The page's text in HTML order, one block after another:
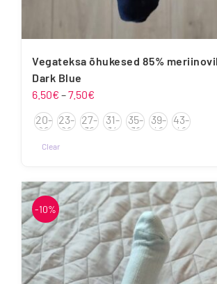
Vegateksa õhukesed 85%
Dark Blue
6.50€ –7.50€
6.50€
kuni
20-
22
23-
26
27-
30
31-
34
35-
38
39-
42
43-
46
Clear
tootel
on
mitu
varianti.
Valikuid
saab
teha
-10%